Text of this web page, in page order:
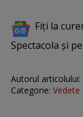
Fiți la
Spectacola și pe
Autorul articolului:
Categorie: Vedete